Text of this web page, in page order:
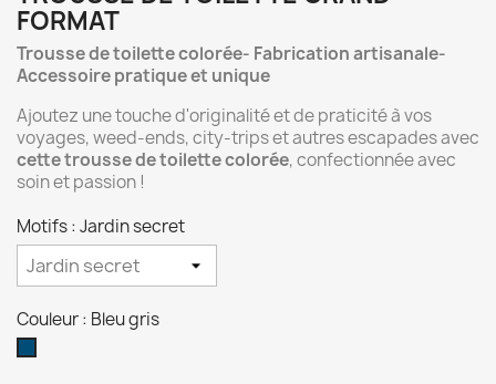
FORMAT
Trousse de toilette colorée- Fabrication artisanale-
Accessoire pratique et unique
Ajoutez une touche d'originalité et de praticité à vos
voyages, weed-ends, city-trips et autres escapades avec
cette trousse de toilette colorée, confectionnée avec
soin et passion !
Motifs : Jardin secret
Couleur : Bleu gris